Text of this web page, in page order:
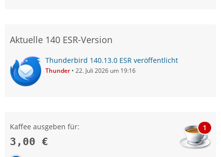
Aktuelle 140 ESR-Version
Thunderbird 140.13.0 ESR veröffentlicht
Thunder 22. Juli 2026 um 19:16
Kaffee ausgeben für:
3,00 €
1